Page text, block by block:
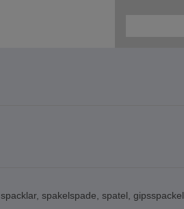
spacklar, spakelspade, spatel, gipsspackel